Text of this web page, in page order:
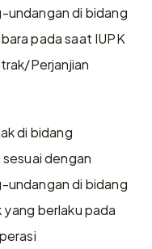
di bidang
pada saat IUPK
Perjanjian
di bidang
dengan
di bidang
berlaku pada